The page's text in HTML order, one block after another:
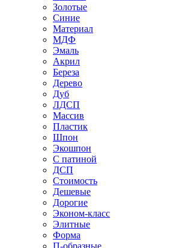
Золотые
Синие
Материал
МДФ
Эмаль
Акрил
Береза
Дерево
Дуб
ЛДСП
Массив
Пластик
Шпон
Экошпон
С патиной
ДСП
Стоимость
Дешевые
Дорогие
Эконом-класс
Элитные
Форма
П-образные